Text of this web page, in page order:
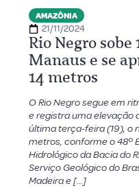
AMAZÔNIA
21/11/2024
Rio Negro
Manaus e se
14 metros
O Rio Negro segue em
e registra uma elevação
última terça-feira (19), o
metros, conforme o 48º
Hidrológico da Bacia do
Serviço Geológico do
Madeira e […]